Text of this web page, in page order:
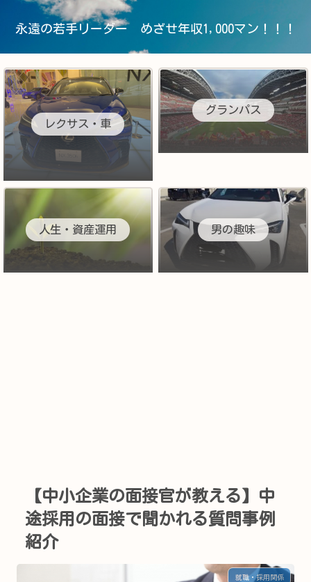
永遠の若手リーダー めざせ年収1,000マン！！！
レクサス・車
グランパス
人生・資産運用 男の趣味
【中小企業の面接官が教える】中
途採用の面接で聞かれる質問事例
紹介
就職・採用関係